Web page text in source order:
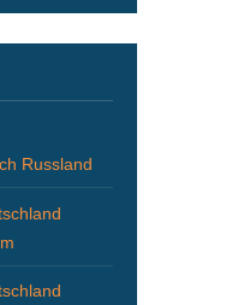
Russland